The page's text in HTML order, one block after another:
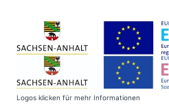
Logos klicken für mehr Informationen